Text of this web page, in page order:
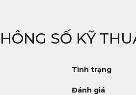
SỐ KỸ
Tình trạng
Đánh giá